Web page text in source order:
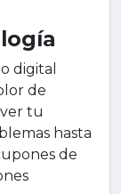
digital
de
tu
hasta
de